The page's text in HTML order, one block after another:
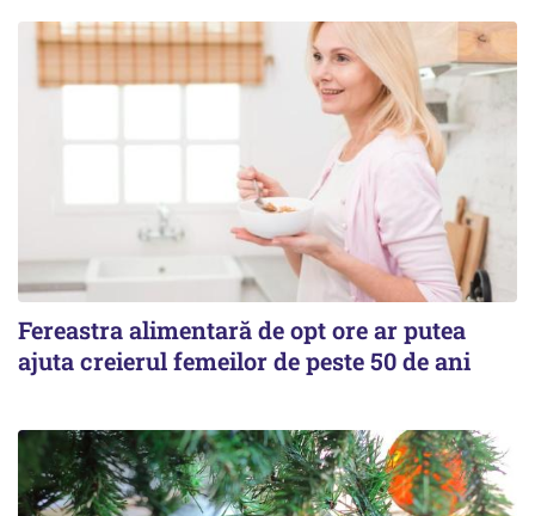
Fereastra alimentară de opt ore ar putea
ajuta creierul femeilor de peste 50 de ani